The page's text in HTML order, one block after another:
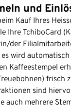
und
Kauf Ihres
Ihre TchiboCard
der
wird
Kaffeestempel
frisch
sind
auch mehrere